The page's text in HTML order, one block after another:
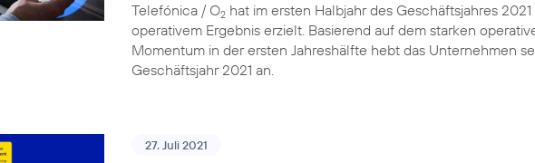
Telefónica / O2 hat im ersten Halbjahr des Geschäftsjahres
operativem Ergebnis erzielt. Basierend auf dem starken
Momentum in der ersten Jahreshälfte hebt das Unternehmen
Geschäftsjahr 2021 an.
27. Juli 2021